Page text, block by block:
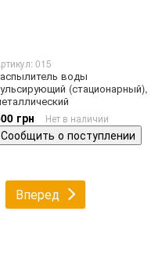
015
воды
(стационарный),
грн Нет в наличии
Сообщить о поступлении
Вперед